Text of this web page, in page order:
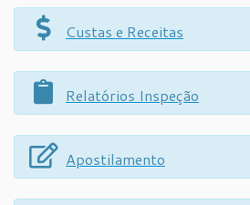
Custas e Receitas
Relatórios Inspeção
Apostilamento